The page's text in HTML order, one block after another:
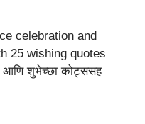
celebration and
25 wishing quotes
आणि शुभेच्छा कोट्ससह